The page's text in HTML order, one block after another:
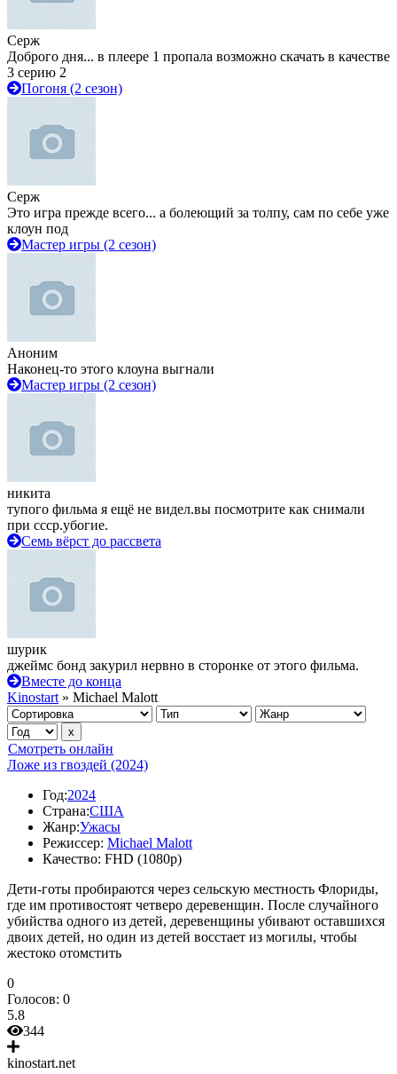
Серж
Доброго дня... в плеере 1 пропала возможно скачать в качестве
3 серию 2
Погоня (2 сезон)
Серж
Это игра прежде всего... а болеющий за толпу, сам по себе уже
клоун под
Мастер игры (2 сезон)
Аноним
Наконец-то этого клоуна выгнали
Мастер игры (2 сезон)
никита
тупого фильма я ещё не видел.вы посмотрите как снимали
при ссср.убогие.
Семь вёрст до рассвета
шурик
джеймс бонд закурил нервно в сторонке от этого фильма.
Вместе до конца
Kinostart » Michael Malott
Смотреть онлайн
Ложе из гвоздей (2024)
Год:2024
Страна:США
Жанр:Ужасы
Режиссер: Michael Malott
Качество: FHD (1080p)
Дети-готы пробираются через сельскую местность Флориды,
где им противостоят четверо деревенщин. После случайного
убийства одного из детей, деревенщины убивают оставшихся
двоих детей, но один из детей восстает из могилы, чтобы
жестоко отомстить
0
Голосов: 0
5.8
344
kinostart.net